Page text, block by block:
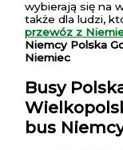
wybierają się na
także dla ludzi,
przewóz z
Niemcy Polska
Niemiec
Busy
bus